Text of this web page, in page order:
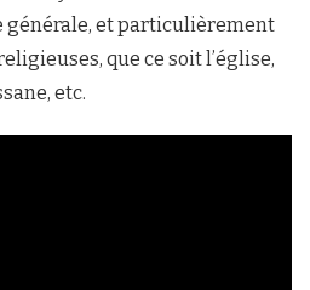
générale, et particulièrement
que ce soit l’église,
etc.